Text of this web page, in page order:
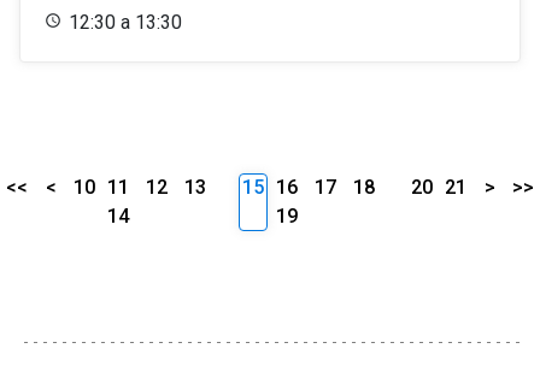
12:30 a 13:30
<< < 10 11 12
13
14
15 16 17
18
19
20 21 > >>